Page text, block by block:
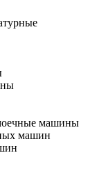
машины
машин